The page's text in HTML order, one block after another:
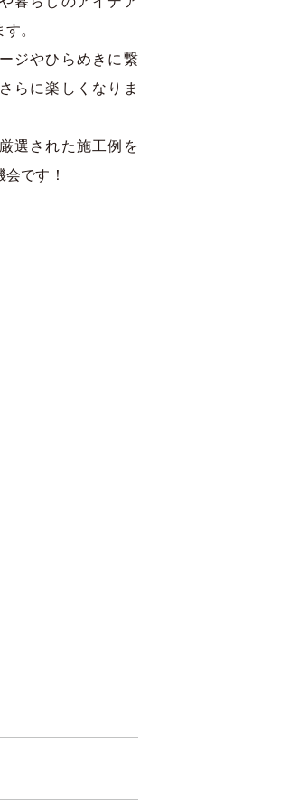
。
ジやひらめきに繋
らに楽しくなりま
選された施工例を
です！